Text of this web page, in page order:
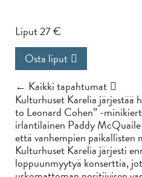
Liput 27 €
Osta liput
← Kaikki tapahtumat
Kulturhuset Karelia järjestää
to Leonard Cohen” -
irlantilainen Paddy McQuaile
että vanhempien paikallisten
Kulturhuset Karelia järjesti
loppuunmyytyä konserttia,